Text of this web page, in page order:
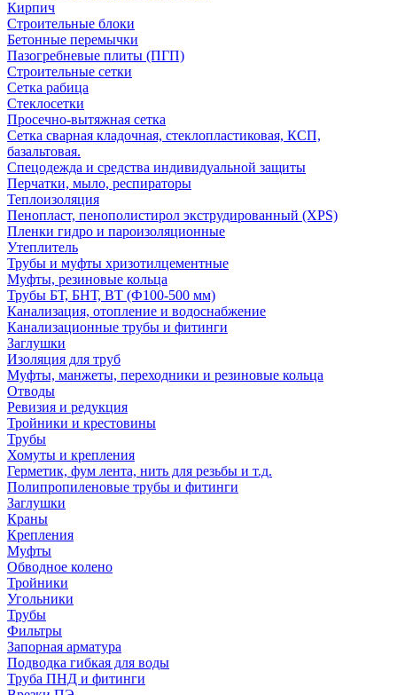
Кирпич
Строительные блоки
Бетонные перемычки
Пазогребневые плиты (ПГП)
Строительные сетки
Сетка рабица
Стеклосетки
Просечно-вытяжная сетка
Сетка сварная кладочная, стеклопластиковая, КСП,
базальтовая.
Спецодежда и средства индивидуальной защиты
Перчатки, мыло, респираторы
Теплоизоляция
Пенопласт, пенополистирол экструдированный (XPS)
Пленки гидро и пароизоляционные
Утеплитель
Трубы и муфты хризотилцементные
Муфты, резиновые кольца
Трубы БТ, БНТ, ВТ (Ф100-500 мм)
Канализация, отопление и водоснабжение
Канализационные трубы и фитинги
Заглушки
Изоляция для труб
Муфты, манжеты, переходники и резиновые кольца
Отводы
Ревизия и редукция
Тройники и крестовины
Трубы
Хомуты и крепления
Герметик, фум лента, нить для резьбы и т.д.
Полипропиленовые трубы и фитинги
Заглушки
Краны
Крепления
Муфты
Обводное колено
Тройники
Угольники
Трубы
Фильтры
Запорная арматура
Подводка гибкая для воды
Труба ПНД и фитинги